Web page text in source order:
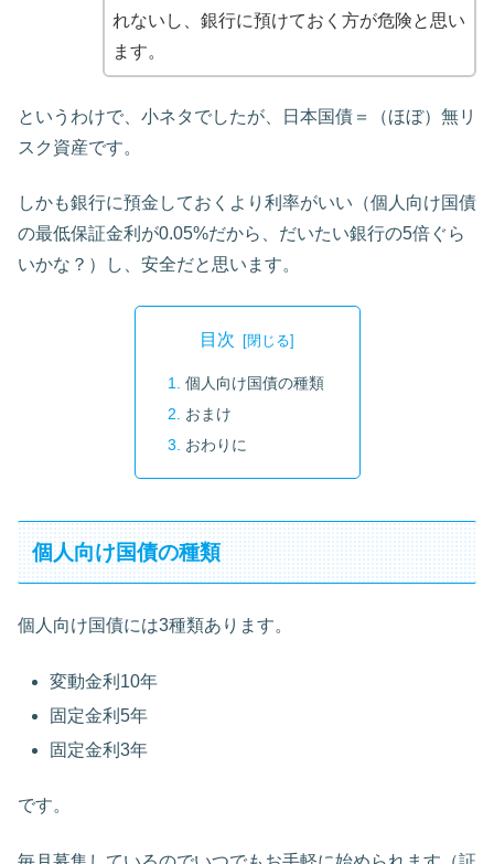
れないし、銀行に預けておく方が危険と思い
ます。
というわけで、小ネタでしたが、日本国債＝（ほぼ）無リ
スク資産です。
しかも銀行に預金しておくより利率がいい（個人向け国債
の最低保証金利が0.05%だから、だいたい銀行の5倍ぐら
いかな？）し、安全だと思います。
目次
個人向け国債の種類
おまけ
おわりに
個人向け国債の種類
個人向け国債には3種類あります。
変動金利10年
固定金利5年
固定金利3年
です。